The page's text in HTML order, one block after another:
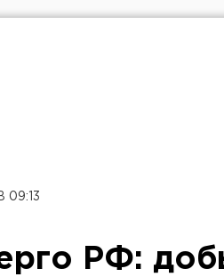
09:13
РФ: